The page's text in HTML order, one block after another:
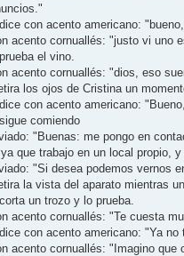
con acento americano:
acento cornuallés: "justo vi uno
el vino.
acento cornuallés: "dios, eso
los ojos de Cristina un
con acento americano:
comiendo
"Buenas: me pongo en
que trabajo en un local propio,
"Si desea podemos vernos
la vista del aparato mientras
un trozo y lo prueba.
acento cornuallés: "Te cuesta
con acento americano: "Ya
acento cornuallés: "Imagino